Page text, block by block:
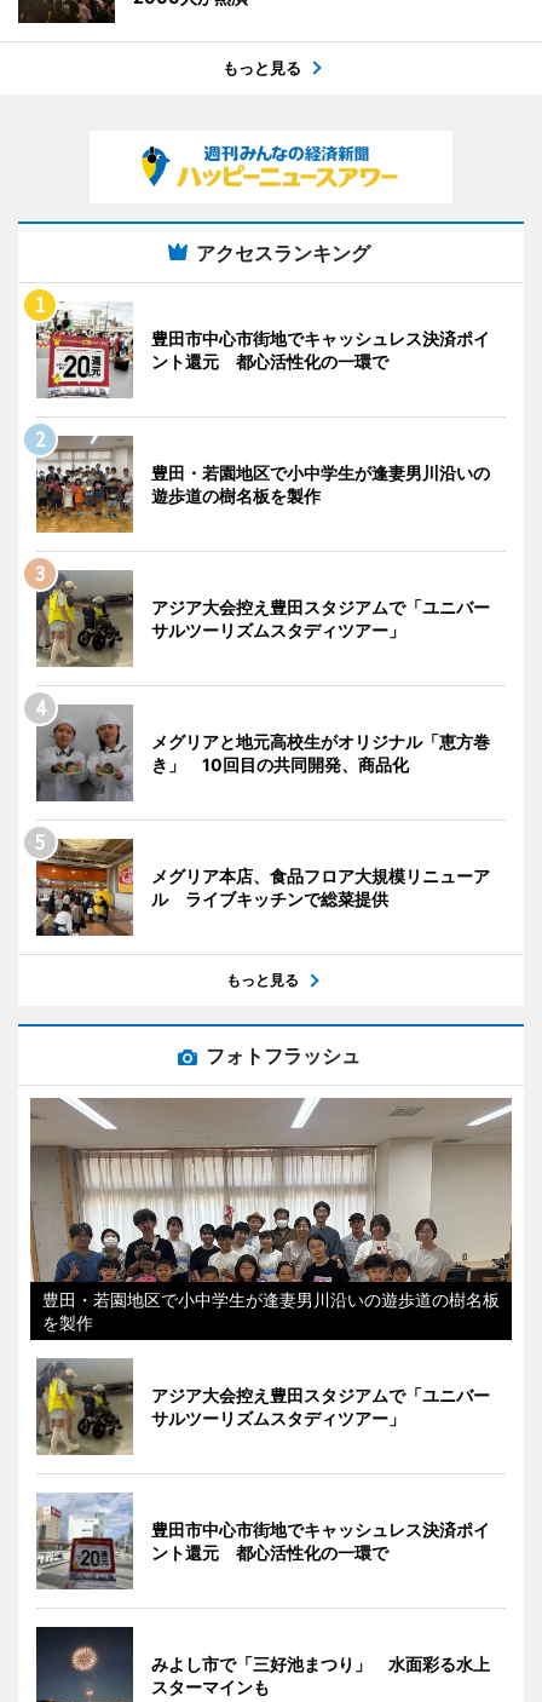
もっと見る
アクセスランキング
豊田市中心市街地でキャッシュレス決済ポイ
ント還元 都心活性化の一環で
豊田・若園地区で小中学生が逢妻男川沿いの
遊歩道の樹名板を製作
アジア大会控え豊田スタジアムで「ユニバー
サルツーリズムスタディツアー」
メグリアと地元高校生がオリジナル「恵方巻
き」 10回目の共同開発、商品化
メグリア本店、食品フロア大規模リニューア
ル ライブキッチンで総菜提供
もっと見る
フォトフラッシュ
豊田・若園地区で小中学生が逢妻男川沿いの遊歩道の樹名板
を製作
アジア大会控え豊田スタジアムで「ユニバー
サルツーリズムスタディツアー」
豊田市中心市街地でキャッシュレス決済ポイ
ント還元 都心活性化の一環で
みよし市で「三好池まつり」 水面彩る水上
スターマインも